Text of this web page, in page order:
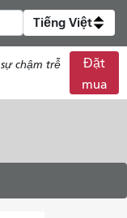
Tiếng Việt
chậm trễ
Đặt
mua